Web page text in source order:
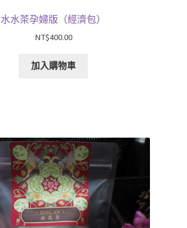
水水茶孕婦版（經濟包）
NT$400.00
加入購物車